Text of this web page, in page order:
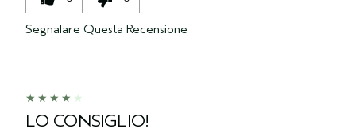
Segnalare Questa Recensione
LO CONSIGLIO!